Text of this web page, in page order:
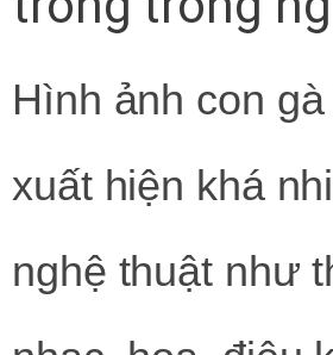
Hình ảnh con
xuất hiện khá
nghệ thuật như